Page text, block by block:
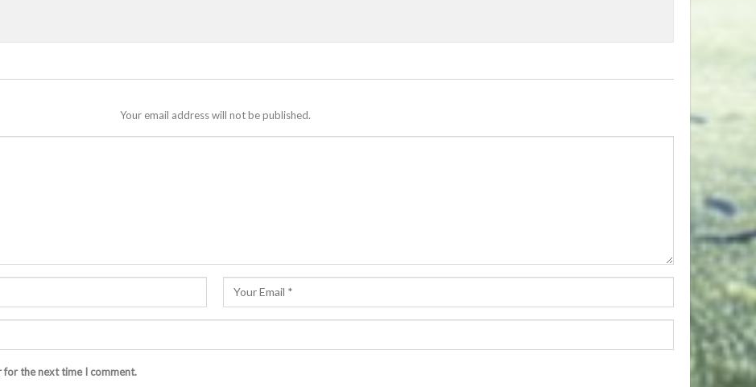
Your email address will not be published.
for the next time I comment.